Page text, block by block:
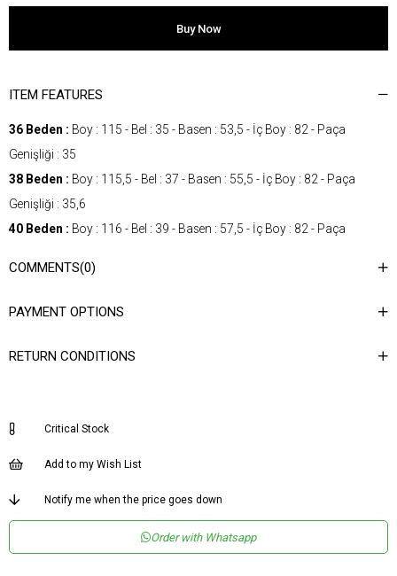
ITEM FEATURES
36 Beden : Boy : 115 - Bel : 35 - Basen : 53,5 - İç Boy : 82 - Paça
Genişliği : 35
38 Beden : Boy : 115,5 - Bel : 37 - Basen : 55,5 - İç Boy : 82 - Paça
Genişliği : 35,6
40 Beden : Boy : 116 - Bel : 39 - Basen : 57,5 - İç Boy : 82 - Paça
Boy : 116,5 - Bel : 41 - Basen : 59,5 - İç Boy : 82 - Paça
Desen
Dokuma Tipi Düz Dokuma
Kemerli
COMMENTS(0)
PAYMENT OPTIONS
RETURN CONDITIONS
Critical Stock
Add to my Wish List
Notify me when the price goes down
Order with Whatsapp